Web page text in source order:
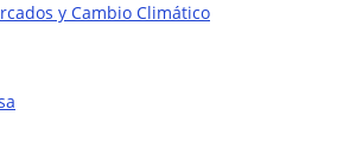
y Cambio Climático